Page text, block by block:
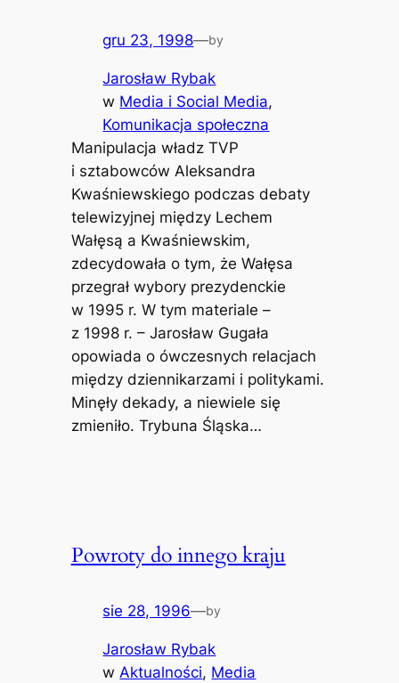
gru 23, 1998—by
Jarosław Rybak
w Media i Social Media
Komunikacja społeczna
Manipulacja władz TVP
i sztabowców Aleksandra
Kwaśniewskiego podczas debaty
telewizyjnej między Lechem
Wałęsą a Kwaśniewskim,
zdecydowała o tym, że Wałęsa
przegrał wybory prezydenckie
w 1995 r. W tym materiale –
z 1998 r. – Jarosław Gugała
opowiada o ówczesnych relacjach
między dziennikarzami i politykami.
Minęły dekady, a niewiele się
zmieniło. Trybuna Śląska…
Powroty do innego kraju
sie 28, 1996—by
Jarosław Rybak
wAktualności, Media